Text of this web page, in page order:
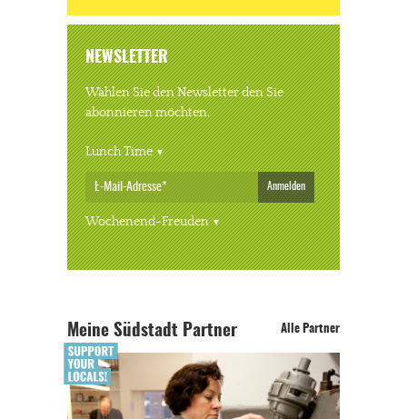
NEWSLETTER
Wählen Sie den Newsletter den Sie
abonnieren möchten.
Lunch Time
Anmelden
Wochenend-Freuden
Meine Südstadt Partner Alle Partner